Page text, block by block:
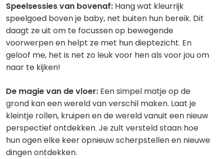
Speelsessies van bovenaf: Hang wat kleurrijk
speelgoed boven je baby, net buiten hun bereik. Dit
daagt ze uit om te focussen op bewegende
voorwerpen en helpt ze met hun dieptezicht. En
geloof me, het is net zo leuk voor hen als voor jou om
naar te kijken!
De magie van de vloer: Een simpel matje op de
grond kan een wereld van verschil maken. Laat je
kleintje rollen, kruipen en de wereld vanuit een nieuw
perspectief ontdekken. Je zult versteld staan hoe
hun ogen elke keer opnieuw scherpstellen en nieuwe
dingen ontdekken.